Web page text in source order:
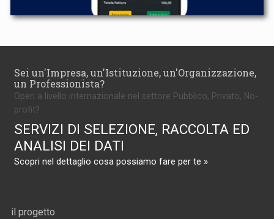
Sei un'Impresa, un'Istituzione, un'Organizzazione,
un Professionista?
Operi a livello internazionale nel settore Pubblico, Privato, No-
profit?
SERVIZI DI SELEZIONE, RACCOLTA ED
ANALISI DEI DATI
Scopri nel dettaglio cosa possiamo fare per te »
il progetto